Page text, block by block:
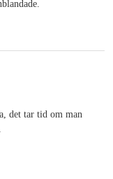
det tar tid om man